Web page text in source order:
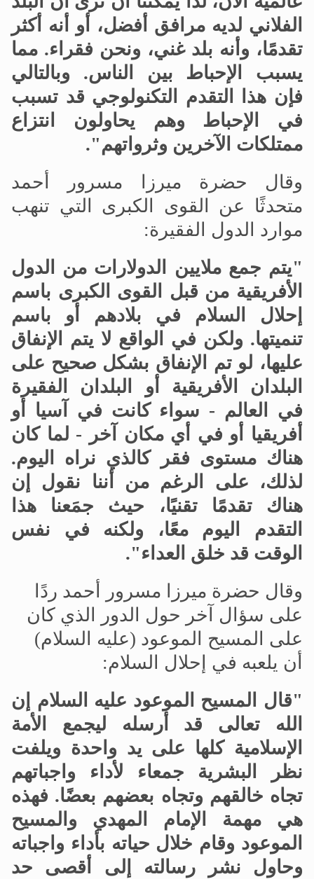
الفلاني لديه مرافق أفضل، أو أنه أكثر
تقدمًا، وأنه بلد غني، ونحن فقراء. مما
يسبب الإحباط بين الناس. وبالتالي
فإن هذا التقدم التكنولوجي قد تسبب
في الإحباط وهم يحاولون انتزاع
ممتلكات الآخرين وثرواتهم".
وقال حضرة ميرزا مسرور أحمد
متحدثًا عن القوى الكبرى التي تنهب
موارد الدول الفقيرة:
"يتم جمع ملايين الدولارات من الدول
الأفريقية من قبل القوى الكبرى باسم
إحلال السلام في بلادهم أو باسم
تنميتها. ولكن في الواقع لا يتم الإنفاق
عليها، لو تم الإنفاق بشكل صحيح على
البلدان الأفريقية أو البلدان الفقيرة
في العالم - سواء كانت في آسيا أو
أفريقيا أو في أي مكان آخر - لما كان
هناك مستوى فقر كالذي نراه اليوم.
لذلك، على الرغم من أننا نقول إن
هناك تقدمًا تقنيًا، حيث جمَعنا هذا
التقدم اليوم معًا، ولكنه في نفس
الوقت قد خلق العداء".
وقال حضرة ميرزا مسرور أحمد ردًا
على سؤال آخر حول الدور الذي كان
على المسيح الموعود (عليه السلام)
أن يلعبه في إحلال السلام:
"قال المسيح الموعود عليه السلام إن
الله تعالى قد أرسله ليجمع الأمة
الإسلامية كلها على يد واحدة ويلفت
نظر البشرية جمعاء لأداء واجباتهم
تجاه خالقهم وتجاه بعضهم بعضًا. فهذه
هي مهمة الإمام المهدي والمسيح
الموعود وقام خلال حياته بأداء واجباته
وحاول نشر رسالته إلى أقصى حد